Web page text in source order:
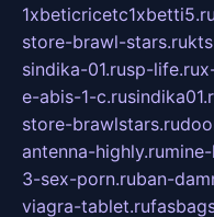
1xbeticricetc1xbetti5.ru
store-brawl-stars.ru
sindika-01.rusp-life.ru
e-abis-1-c.ru
store-brawlstars.ru
antenna-highly.ru
3-sex-porn.ruban-
viagra-tablet.ru